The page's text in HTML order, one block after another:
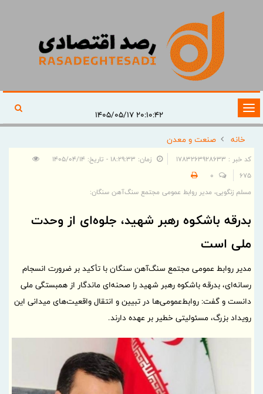
تغییر
وضعیت
ناوبری
۲۰:۱۰:۴۲ ۱۴۰۵/۰۵/۱۷
خانه
صنعت و معدن
کد خبر : 1783263928633
زمان: ۱۸:۲۹:۳۳ - تاریخ: ۱۴۰۵/۰۴/۱۴
675
0
مسلم زنگویی، مدیر روابط عمومی مجتمع سنگ‌آهن سنگان:
بدرقه باشکوه رهبر شهید، جلوه‌ای از وحدت
ملی است
مدیر روابط عمومی مجتمع سنگ‌آهن سنگان با تأکید بر ضرورت انسجام
رسانه‌ای، بدرقه باشکوه رهبر شهید را صحنه‌ای ماندگار از همبستگی ملی
دانست و گفت: روابط‌عمومی‌ها در تبیین و انتقال واقعیت‌های میدانی این
رویداد بزرگ، مسئولیتی خطیر بر عهده دارند.